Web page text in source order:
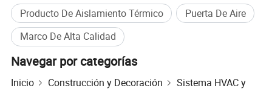
Especificaciones
Producto De Aislamiento Térmico
Puerta De Aire
Marco De Alta Calidad
Navegar por categorías
Inicio Construcción y Decoración
Sistema HVAC y